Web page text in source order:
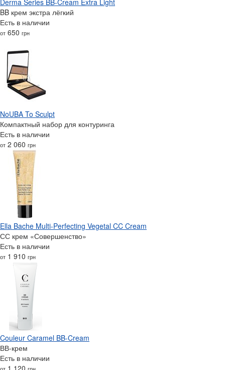
BB крем экстра лёгкий
Есть в наличии
от 650 грн
NoUBA To Sculpt
Компактный набор для контуринга
Есть в наличии
от 2 060 грн
Ella Bache Multi-Perfecting Vegetal CC Cream
СС крем «Совершенство»
Есть в наличии
от 1 910 грн
Couleur Caramel BB-Cream
ВВ-крем
Есть в наличии
от 1 120 грн